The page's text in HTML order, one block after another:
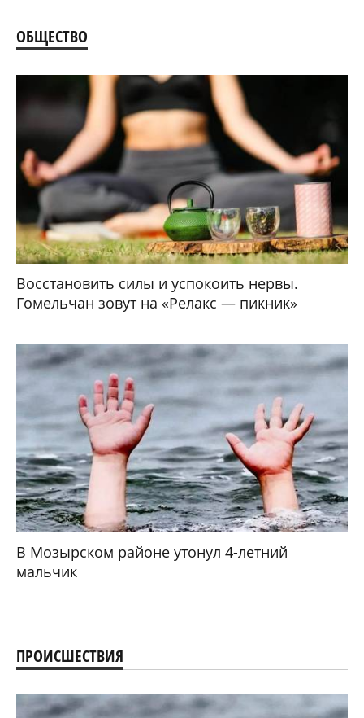
ОБЩЕСТВО
Восстановить силы и успокоить нервы.
Гомельчан зовут на «Релакс — пикник»
В Мозырском районе утонул 4-летний
мальчик
ПРОИСШЕСТВИЯ